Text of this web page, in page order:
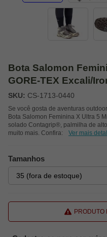
Bota Salomon
GORE-TEX Excali/
SKU: CS-1713-0440
Se você gosta de aventuras
Bota Salomon Feminina X Ultra 5
solado Contagrip®, palmilha de
muito mais. Confira:
Ver mais
Tamanhos
PRODUTO